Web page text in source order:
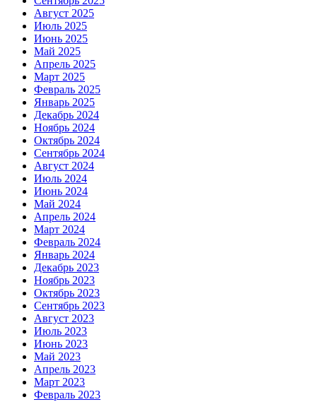
Август 2025
Июль 2025
Июнь 2025
Май 2025
Апрель 2025
Март 2025
Февраль 2025
Январь 2025
Декабрь 2024
Ноябрь 2024
Октябрь 2024
Сентябрь 2024
Август 2024
Июль 2024
Июнь 2024
Май 2024
Апрель 2024
Март 2024
Февраль 2024
Январь 2024
Декабрь 2023
Ноябрь 2023
Октябрь 2023
Сентябрь 2023
Август 2023
Июль 2023
Июнь 2023
Май 2023
Апрель 2023
Март 2023
Февраль 2023